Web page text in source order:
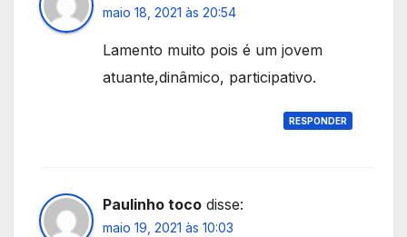
maio 18, 2021 às 20:54
Lamento muito pois é um jovem
atuante,dinâmico, participativo.
RESPONDER
Paulinho toco disse:
maio 19, 2021 às 10:03